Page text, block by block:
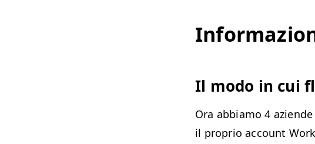
Il modo in cui
Ora abbi­amo 4
il pro­prio account